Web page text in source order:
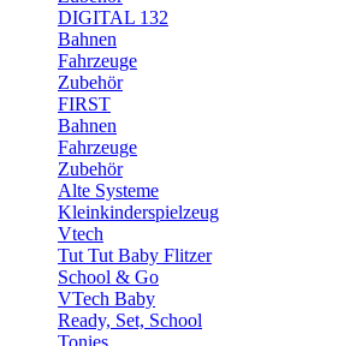
DIGITAL 132
Bahnen
Fahrzeuge
Zubehör
FIRST
Bahnen
Fahrzeuge
Zubehör
Alte Systeme
Kleinkinderspielzeug
Vtech
Tut Tut Baby Flitzer
School & Go
VTech Baby
Ready, Set, School
Tonies